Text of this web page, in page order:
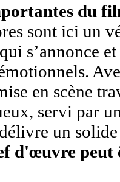
du
sont ici un
s’annonce
en scène
servi par
un solide
d'œuvre peut